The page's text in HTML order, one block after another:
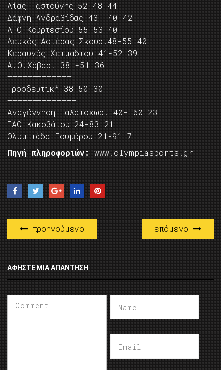
Αίας Γαστούνης 52-48 44
Δάφνη Ανδραβίδας 43 -40 42
ΑΠΟ Κουρτεσίου 55-53 40
Λευκός Αστέρας Σκουρ.48-55 40
Κεραυνός Χειμαδιού 41-52 39
Α.Ο.Χάβαρι 38 -51 36
—————————————-
Προοδευτική 38-50 30
—————————————–
Αναγέννηση Παλαιοχωρ. 40- 60 23
ΠΑΟ Κακοβάτου 24-83 21
Ολυμπιάδα Γουμέρου 21-91 7
Πηγή πληροφοριών: www.olympiasports.gr
προηγούμενο επόμενο
ΑΦΉΣΤΕ ΜΙΑ ΑΠΆΝΤΗΣΗ